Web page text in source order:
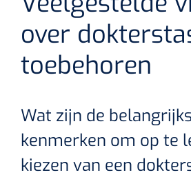
Wearables
Logiciel
Kits d'instruments
Champs stériles
Hydrocolloïdes
Pansements en argent
over
toebehoren
Wat zijn de
kenmerken om op te
kiezen van een